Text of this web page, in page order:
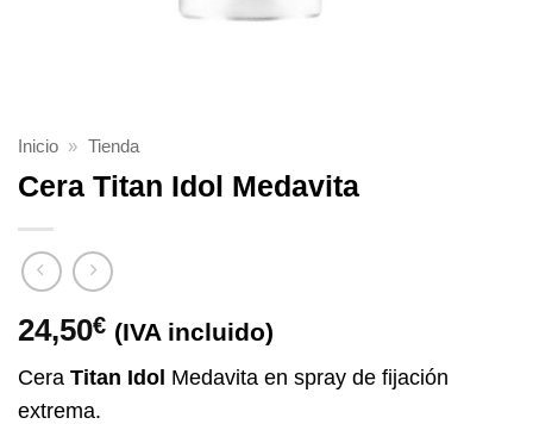
Inicio » Tienda
Cera Titan Idol Medavita
24,50€ (IVA incluido)
Cera Titan Idol Medavita en spray de fijación
extrema.